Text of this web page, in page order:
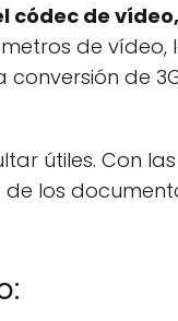
códec de
de vídeo,
de
útiles. Con
los